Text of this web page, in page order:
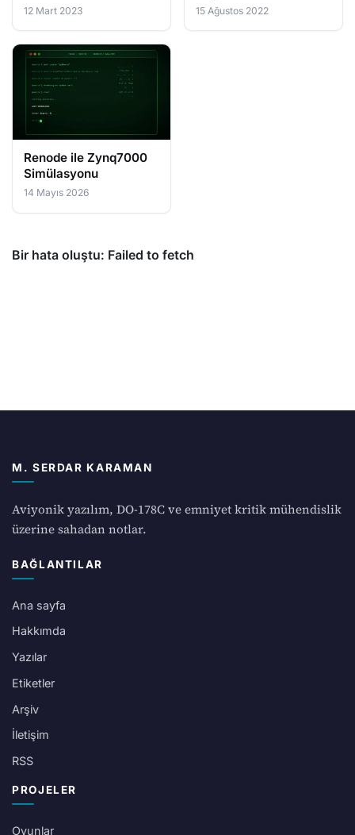
12 Mart 2023 15 Ağustos 2022
Renode ile Zynq7000
Simülasyonu
14 Mayıs 2026
M. SERDAR KARAMAN
Aviyonik yazılım, DO-178C ve emniyet kritik mühendislik
üzerine sahadan notlar.
BAĞLANTILAR
Ana sayfa
Hakkımda
Yazılar
Etiketler
Arşiv
İletişim
RSS
PROJELER
Oyunlar